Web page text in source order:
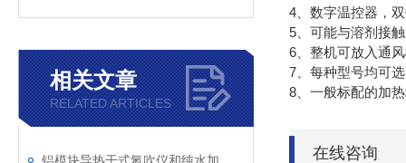
相关文章
RELATED ARTICLES
4、数字温控器，
5、可能与溶剂接
6、整机可放入通
7、每种型号均可
8、一般标配的加
在线咨询